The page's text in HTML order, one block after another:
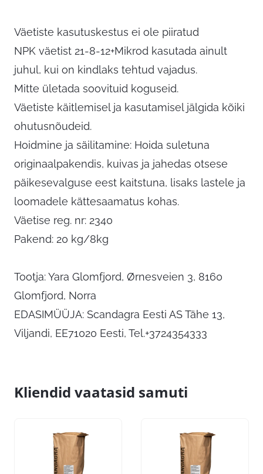
Väetiste kasutuskestus ei ole piiratud
NPK väetist 21-8-12+Mikrod kasutada ainult
juhul, kui on kindlaks tehtud vajadus.
Mitte ületada soovituid koguseid.
Väetiste käitlemisel ja kasutamisel jälgida kõiki
ohutusnõudeid.
Hoidmine ja säilitamine: Hoida suletuna
originaalpakendis, kuivas ja jahedas otsese
päikesevalguse eest kaitstuna, lisaks lastele ja
loomadele kättesaamatus kohas.
Väetise reg. nr: 2340
Pakend: 20 kg/8kg
Tootja: Yara Glomfjord, Ørnesveien 3, 8160
Glomfjord, Norra
EDASIMÜÜJA: Scandagra Eesti AS Tähe 13,
Viljandi, EE71020 Eesti, Tel.+3724354333
Kliendid vaatasid samuti